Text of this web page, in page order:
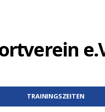
TRAININGSZEITEN